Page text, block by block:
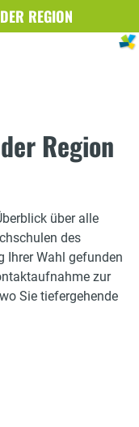
REGION
Region
über alle
des
Ihrer Wahl gefunden
zur
Sie tiefergehende